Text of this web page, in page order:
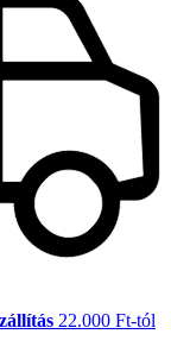
22.000 Ft-tól